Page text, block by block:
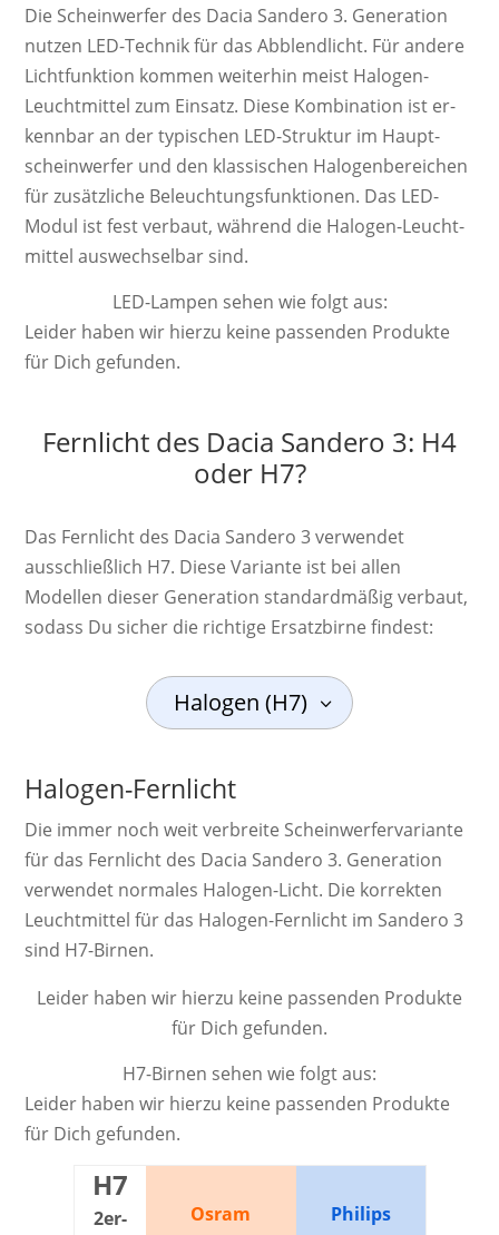
Die Schein­werf­er des Dacia Sandero 3. Ge­ne­ra­ti­on
nutzen LED-Technik für das Abblendlicht. Für andere
Licht­funk­tion kom­men wei­ter­hin meist Ha­lo­gen-
Leucht­mittel zum Ein­satz. Diese Kom­bi­na­tion ist er­
kenn­bar an der ty­pi­schen LED-Struktur im Haupt­
schein­werfer und den klas­sisch­en Ha­lo­gen­be­reich­en
für zu­sätz­liche Be­leucht­ungs­funk­tion­en. Das LED-
Modul ist fest ver­baut, wäh­rend die Ha­lo­gen-Leucht­
mittel aus­wech­sel­bar sind.
LED-Lampen sehen wie folgt aus:
Leider haben wir hierzu keine passenden Produkte
für Dich gefunden.
Fernlicht des Dacia Sandero 3: H4
oder H7?
Das Fernlicht des Dacia Sandero 3 verwendet
ausschließlich H7. Diese Variante ist bei allen
Modellen dieser Generation standardmäßig verbaut,
sodass Du sicher die richtige Ersatzbirne findest:
Halogen (H7)
Halogen-Fernlicht
Die immer noch weit ver­breite Schein­werf­er­va­ri­ante
für das Fernlicht des Dacia Sandero 3. Ge­ne­ra­ti­on
ver­wendet nor­ma­les Ha­lo­gen-Licht. Die kor­rek­ten
Leucht­mittel für das Halogen-Fernlicht im Sandero 3
sind H7-Birnen.
Leider haben wir hierzu keine passenden Produkte
für Dich gefunden.
H7-Birnen sehen wie folgt aus:
Leider haben wir hierzu keine passenden Produkte
für Dich gefunden.
H7
2er-
Osram Philips